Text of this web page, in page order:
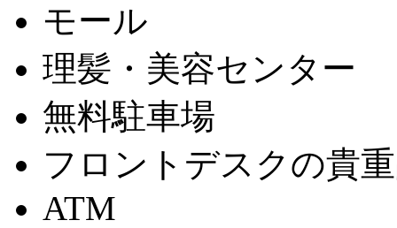
モール
理髪・美容センター
無料駐車場
フロントデスクの貴
ATM